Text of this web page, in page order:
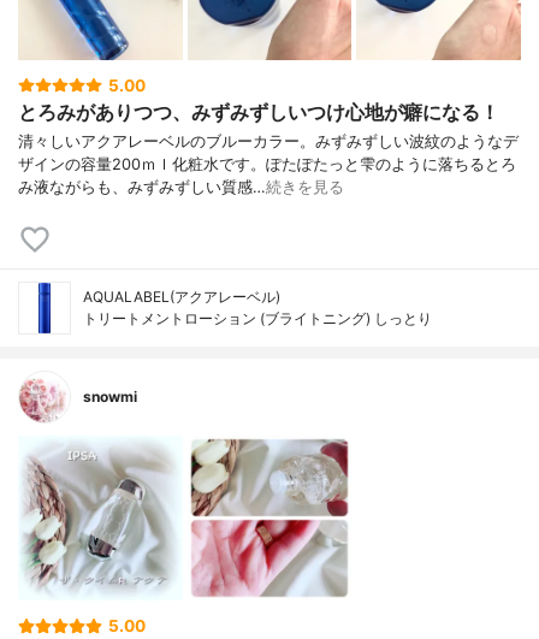
5.00
とろみがありつつ、みずみずしいつけ心地が癖になる！
清々しいアクアレーベルのブルーカラー。みずみずしい波紋のようなデ
ザインの容量200ｍｌ化粧水です。ぽたぽたっと雫のように落ちるとろ
み液ながらも、みずみずしい質感…続きを見る
AQUALABEL(アクアレーベル)
トリートメントローション (ブライトニング) しっとり
snowmi
5.00